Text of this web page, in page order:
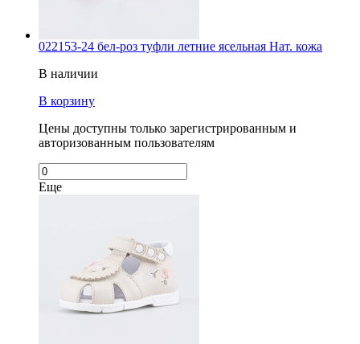
022153-24 бел-роз туфли летние ясельная Нат. кожа
В наличии
В корзину
Цены доступны только зарегистрированным и
авторизованным пользователям
Еще